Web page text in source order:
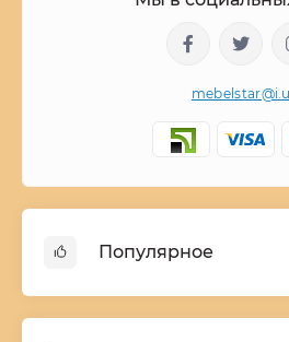
Популярное